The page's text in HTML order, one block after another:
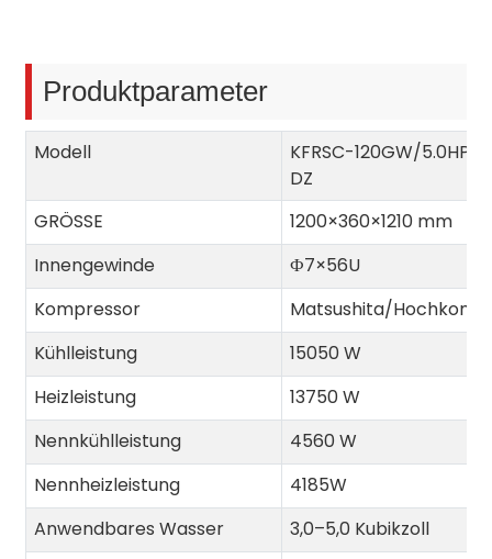
Produktparameter
Modell
KFRSC-120GW/5.0HP-
DZ
GRÖSSE
1200×360×1210 mm
Innengewinde
Ф7×56U
Kompressor
Matsushita/
Kühlleistung
15050 W
Heizleistung
13750 W
Nennkühlleistung
4560 W
Nennheizleistung
4185W
Anwendbares Wasser
3,0–5,0 Kubikzoll